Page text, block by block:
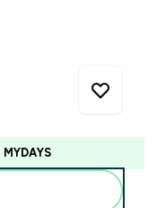
MYDAYS